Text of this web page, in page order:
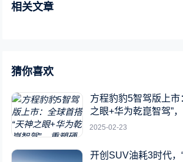
相关文章
猜你喜欢
方程豹豹5智驾版上市
之眼+华为乾崑智驾”
标杆
2025-02-23
开创SUV油耗3时代，